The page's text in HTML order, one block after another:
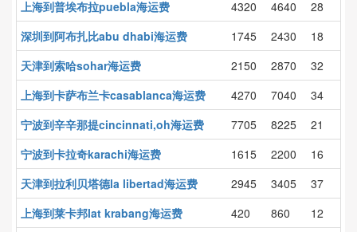
上海到普埃布拉puebla海运费
4320 4640
28
深圳到阿布扎比abu dhabi海运费
1745 2430
18
天津到索哈sohar海运费
2150 2870
32
上海到卡萨布兰卡casablanca海运费
4270 7040
34
宁波到辛辛那提cincinnati,oh海运费
7705 8225
21
宁波到卡拉奇karachi海运费
1615 2200
16
天津到拉利贝塔德la libertad海运费
2945 3405
37
上海到莱卡邦lat krabang海运费
420 860
12